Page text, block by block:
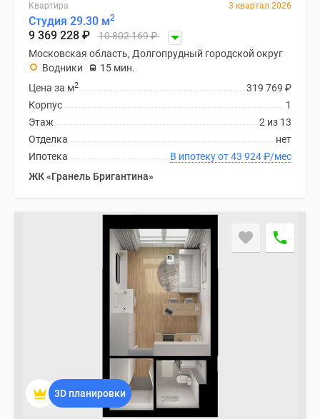
Квартира 3 квартал 2026
Студия 29.30 м2
9 369 228 ₽ 10 802 169₽
Московская область, Долгопрудный городской округ
Водники
15 мин.
319 769 ₽
Цена за м2
1
Корпус
2 из 13
Этаж
нет
Отделка
В ипотеку от 43 924₽/мес
Ипотека
ЖК «Гранель Бригантина»
3D планировки